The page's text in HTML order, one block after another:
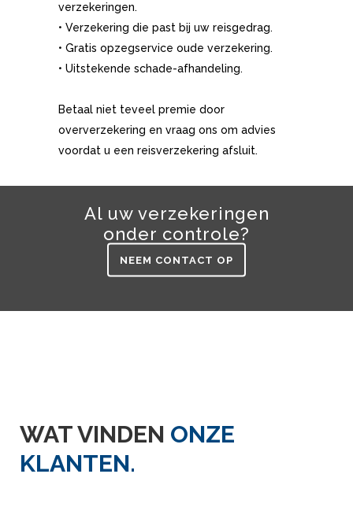
verzekeringen.
• Verzekering die past bij uw reisgedrag.
• Gratis opzegservice oude verzekering.
• Uitstekende schade-afhandeling.
Betaal niet teveel premie door
oververzekering en vraag ons om advies
voordat u een reisverzekering afsluit.
Al uw verzekeringen
onder controle?
NEEM CONTACT OP
WAT VINDEN ONZE
KLANTEN.